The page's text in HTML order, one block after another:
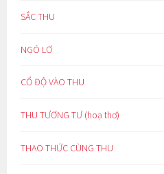
SẮC THU
NGÓ LƠ
CỔ ĐỘ VÀO THU
THU TƯƠNG TƯ (hoạ thơ)
THAO THỨC CÙNG THU